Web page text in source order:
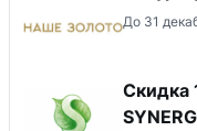
До 31
Скидка